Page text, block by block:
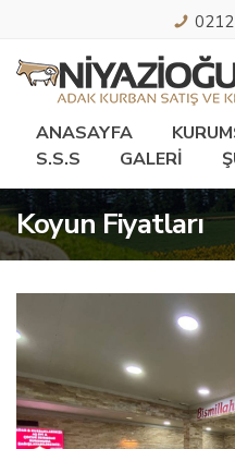
ANASAYFA
S.S.S
GALERİ
Koyun Fiyatları